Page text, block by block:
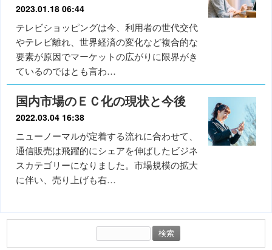
2023.01.18 06:44
テレビショッピングは今、利用者の世代交代
やテレビ離れ、世界経済の変化など複合的な
要素が原因でマーケットの広がりに限界がき
ているのではとも言わ…
国内市場のＥＣ化の現状と今後
2022.03.04 16:38
ニューノーマルが定着する流れに合わせて、
通信販売は飛躍的にシェアを伸ばしたビジネ
スカテゴリーになりました。市場規模の拡大
に伴い、売り上げも右…
検
索: